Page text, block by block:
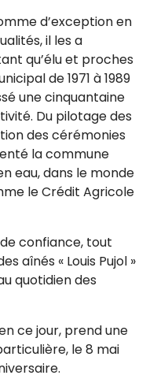
d’exception en
il les a
qu’élu et proches
de 1971 à 1989
une cinquantaine
Du pilotage des
des cérémonies
la commune
eau, dans le monde
le Crédit Agricole
confiance, tout
aînés « Louis Pujol »
quotidien des
ce jour, prend une
le 8 mai